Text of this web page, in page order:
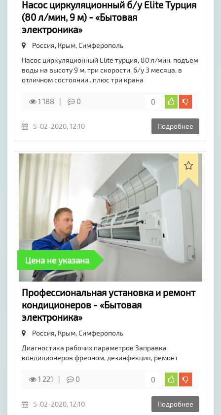
Насос циркуляционный б/у Elite Турция
(80 л/мин, 9 м) - «Бытовая
электроника»
Россия, Крым,Симферополь
Насос циркуляционный Elite турция, 80 л/мин, подъём
воды на высоту 9 м, три скорости, б/у 3 месяца, в
отличном состоянии...плюс три крана
1 188 0 0
5-02-2020, 12:10 Подробнее
Цена не указана
Профессиональная установка и ремонт
кондиционеров - «Бытовая
электроника»
Россия, Крым,Симферополь
Диагностика рабочих параметров Заправка
кондиционеров фреоном, дезинфекция, ремонт
1 221 0 0
5-02-2020, 12:10 Подробнее